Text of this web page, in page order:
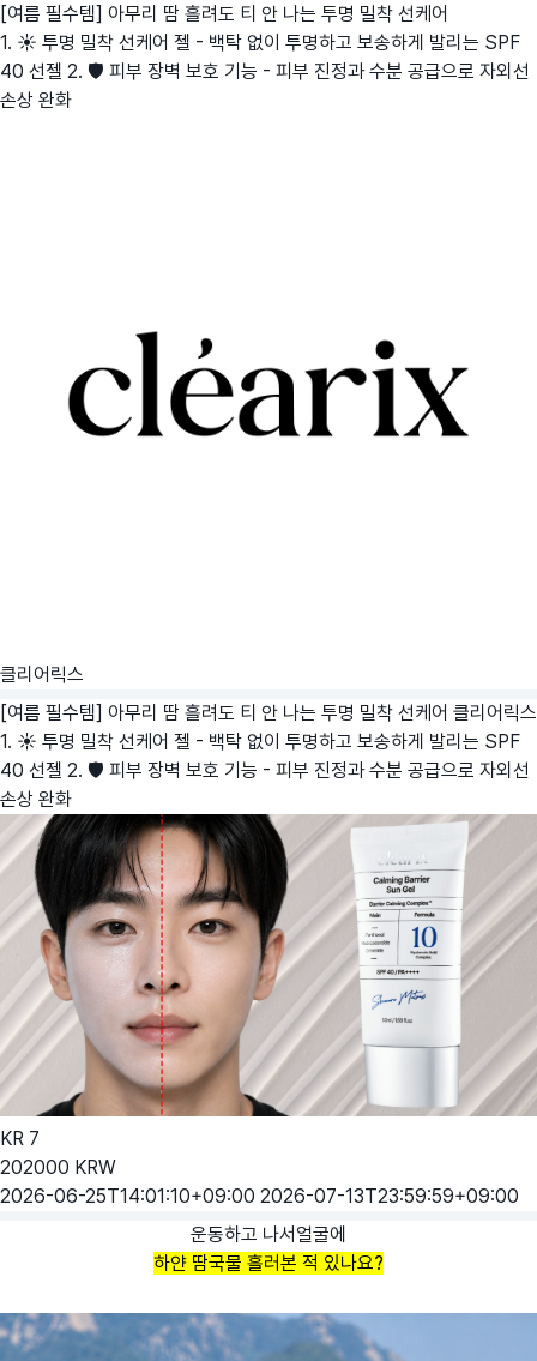
[여름 필수템] 아무리 땀 흘려도 티 안 나는 투명 밀착 선케어
1. ☀️ 투명 밀착 선케어 젤 - 백탁 없이 투명하고 보송하게 발리는 SPF
40 선젤 2. 🛡️ 피부 장벽 보호 기능 - 피부 진정과 수분 공급으로 자외선
손상 완화
클리어릭스
[여름 필수템] 아무리 땀 흘려도 티 안 나는 투명 밀착 선케어 클리어릭스
1. ☀️ 투명 밀착 선케어 젤 - 백탁 없이 투명하고 보송하게 발리는 SPF
40 선젤 2. 🛡️ 피부 장벽 보호 기능 - 피부 진정과 수분 공급으로 자외선
손상 완화
KR 7
202000 KRW
2026-06-25T14:01:10+09:00 2026-07-13T23:59:59+09:00
운동하고 나서얼굴에
하얀 땀국물 흘러본 적 있나요?